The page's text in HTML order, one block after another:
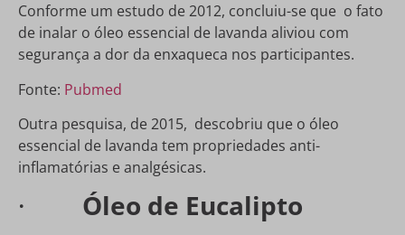
Conforme um estudo de 2012, concluiu-se que o fato
de inalar o óleo essencial de lavanda aliviou com
segurança a dor da enxaqueca nos participantes.
Fonte: Pubmed
Outra pesquisa, de 2015, descobriu que o óleo
essencial de lavanda tem propriedades anti-
inflamatórias e analgésicas.
· Óleo de Eucalipto